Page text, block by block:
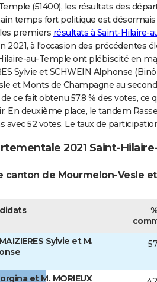
(51400), les résultats des
temps fort politique est désormais
premiers résultats à Saint-Hilaire-
2021, à l'occasion des précédentes
au-Temple ont plébiscité en
Sylvie et SCHWEIN Alphonse
et Monts de Champagne au
ce fait obtenu 57,8 % des votes, ce
En deuxième place, le tandem
avec 52 votes. Le taux de
2021 Saint-
canton de Mourmelon-Vesle
Sylvie et M.
et M. MORIEUX